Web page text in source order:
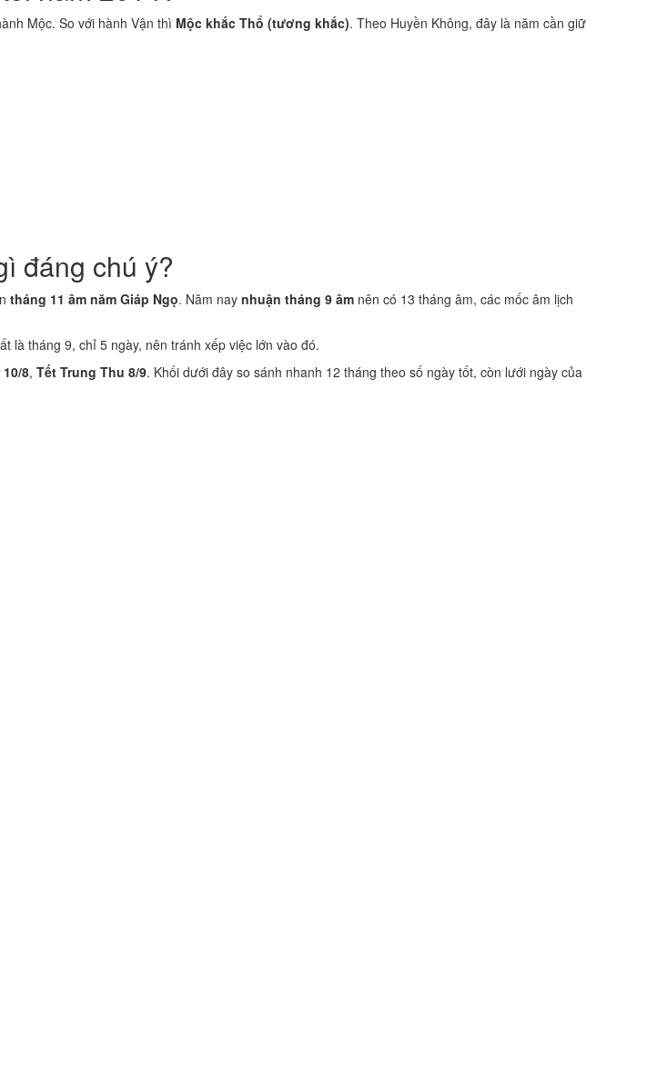
Mộc. So với hành Vận thì Mộc khắc Thổ (tương khắc). Theo Huyền Không, đây là năm cần giữ
đáng chú ý?
tháng 11 âm năm Giáp Ngọ. Năm nay nhuận tháng 9 âm nên có 13 tháng âm, các mốc âm lịch
là tháng 9, chỉ 5 ngày, nên tránh xếp việc lớn vào đó.
8, Tết Trung Thu 8/9. Khối dưới đây so sánh nhanh 12 tháng theo số ngày tốt, còn lưới ngày của